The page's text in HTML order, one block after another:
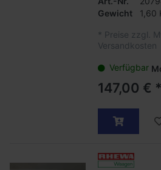
Gewicht
1,60
* Preise zzgl.
Versandkosten
Verfügbar
147,00 € *